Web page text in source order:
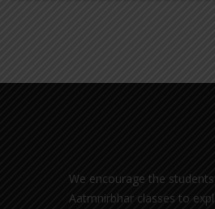
We encourage the
Aatmnirbhar classes to